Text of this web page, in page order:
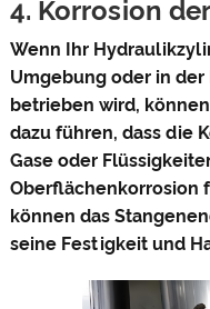
4. Korrosion
Wenn Ihr
Umgebung oder in
betrieben wird,
dazu führen, dass die
Gase oder
Oberflächenkorrosion
können das
seine Festigkeit und